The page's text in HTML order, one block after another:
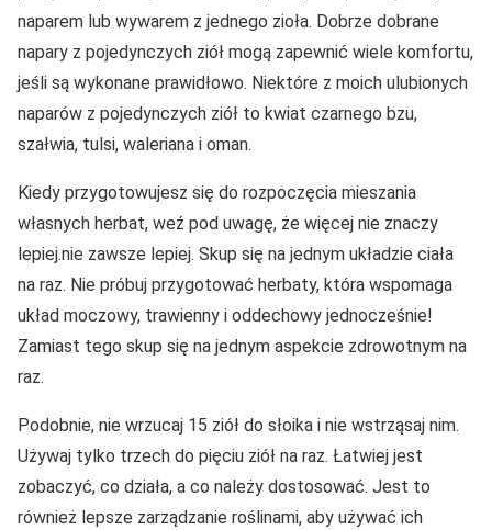
naparem lub wywarem z jednego zioła. Dobrze dobrane
napary z pojedynczych ziół mogą zapewnić wiele komfortu,
jeśli są wykonane prawidłowo. Niektóre z moich ulubionych
naparów z pojedynczych ziół to kwiat czarnego bzu,
szałwia, tulsi, waleriana i oman.
Kiedy przygotowujesz się do rozpoczęcia mieszania
własnych herbat, weź pod uwagę, że więcej nie znaczy
lepiej.nie zawsze lepiej. Skup się na jednym układzie ciała
na raz. Nie próbuj przygotować herbaty, która wspomaga
układ moczowy, trawienny i oddechowy jednocześnie!
Zamiast tego skup się na jednym aspekcie zdrowotnym na
raz.
Podobnie, nie wrzucaj 15 ziół do słoika i nie wstrząsaj nim.
Używaj tylko trzech do pięciu ziół na raz. Łatwiej jest
zobaczyć, co działa, a co należy dostosować. Jest to
również lepsze zarządzanie roślinami, aby używać ich